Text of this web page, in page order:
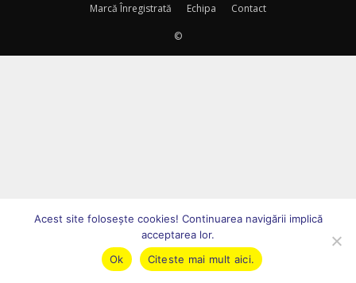
Marcă Înregistrată
Echipa Contact
©
Acest site foloseşte cookies! Continuarea navigării implică
acceptarea lor.
Ok
Citeste mai mult aici.